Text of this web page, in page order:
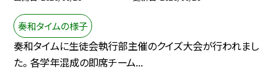
奏和タイムの様子
奏和タイムに生徒会執行部主催のクイズ大会が行われまし
た。 各学年混成の即席チーム...